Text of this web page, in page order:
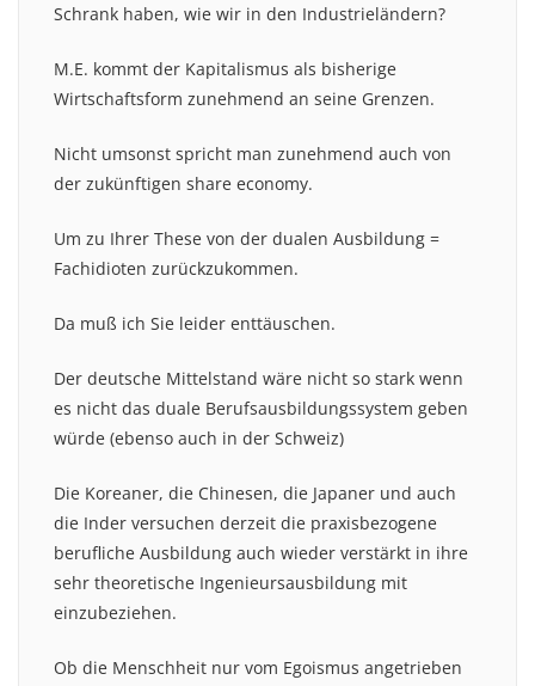
Schrank haben, wie wir in den Industrieländern?
M.E. kommt der Kapitalismus als bisherige
Wirtschaftsform zunehmend an seine Grenzen.
Nicht umsonst spricht man zunehmend auch von
der zukünftigen share economy.
Um zu Ihrer These von der dualen Ausbildung =
Fachidioten zurückzukommen.
Da muß ich Sie leider enttäuschen.
Der deutsche Mittelstand wäre nicht so stark wenn
es nicht das duale Berufsausbildungssystem geben
würde (ebenso auch in der Schweiz)
Die Koreaner, die Chinesen, die Japaner und auch
die Inder versuchen derzeit die praxisbezogene
berufliche Ausbildung auch wieder verstärkt in ihre
sehr theoretische Ingenieursausbildung mit
einzubeziehen.
Ob die Menschheit nur vom Egoismus angetrieben